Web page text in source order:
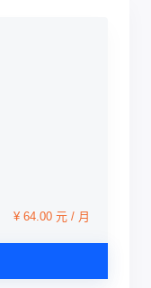
¥ 64.00 元 / 月